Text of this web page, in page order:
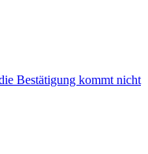
Bestätigung kommt nicht